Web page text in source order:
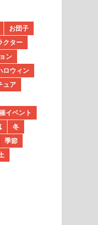
お団子
クター
ン
ロウィン
ュア
イベント
冬
季節